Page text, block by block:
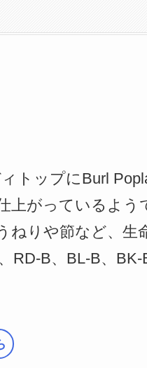
トップにBurl
上がっているよう
ねりや節など、生
RD-B、BL-B、BK-